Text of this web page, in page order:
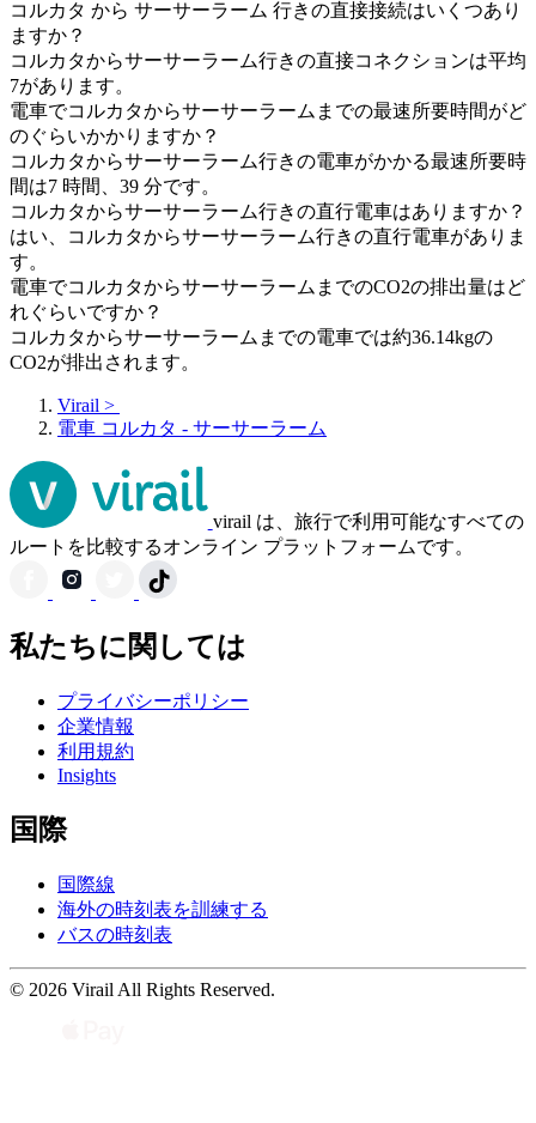
コルカタ から サーサーラーム 行きの直接接続はいくつあり
ますか？
コルカタからサーサーラーム行きの直接コネクションは平均
7があります。
電車でコルカタからサーサーラームまでの最速所要時間がど
のぐらいかかりますか？
コルカタからサーサーラーム行きの電車がかかる最速所要時
間は7 時間、39 分です。
コルカタからサーサーラーム行きの直行電車はありますか？
はい、コルカタからサーサーラーム行きの直行電車がありま
す。
電車でコルカタからサーサーラームまでのCO2の排出量はど
れぐらいですか？
コルカタからサーサーラームまでの電車では約36.14kgの
CO2が排出されます。
Virail >
電車 コルカタ - サーサーラーム
virail は、旅行で利用可能なすべての
ルートを比較するオンライン プラットフォームです。
私たちに関しては
プライバシーポリシー
企業情報
利用規約
Insights
国際
国際線
海外の時刻表を訓練する
バスの時刻表
© 2026 Virail All Rights Reserved.